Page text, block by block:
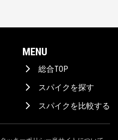
AIに相談！
MENU
総合TOP
スパイクを探す
スパイクを比較する